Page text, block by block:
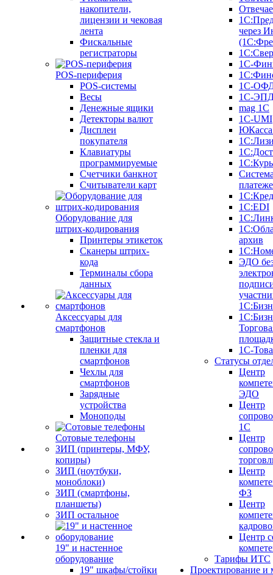
накопители,
лицензии и чековая
лента
Фискальные
регистраторы
POS-периферия
POS-системы
Весы
Денежные ящики
Детекторы валют
Дисплеи
покупателя
Клавиатуры
программируемые
Счетчики банкнот
Считыватели карт
Оборудование для
штрих-кодирования
Принтеры этикеток
Сканеры штрих-
кода
Терминалы сбора
данных
Аксессуары для
смартфонов
Защитные стекла и
пленки для
смартфонов
Чехлы для
смартфонов
Зарядные
устройства
Моноподы
Сотовые телефоны
ЗИП (принтеры, МФУ,
копиры)
ЗИП (ноутбуки,
моноблоки)
ЗИП (смартфоны,
планшеты)
ЗИП остальное
19" и настенное
оборудование
19" шкафы/стойки
через
1С-
1С-
1С-
mag 1C
1C-UMI
1С:EDI
архив
ЭДО
1С-
Статусы
Центр
ЭДО
Центр
1С
Центр
Центр
ФЗ
Центр
Центр
Тарифы ИТС
Проектирование и